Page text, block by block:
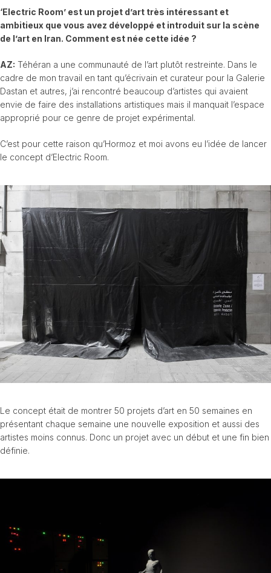
‘Electric Room’ est un projet d’art très intéressant et
ambitieux que vous avez développé et introduit sur la scène
de l’art en Iran. Comment est née cette idée ?
AZ: Téhéran a une communauté de l’art plutôt restreinte. Dans le
cadre de mon travail en tant qu’écrivain et curateur pour la Galerie
Dastan et autres, j’ai rencontré beaucoup d’artistes qui avaient
envie de faire des installations artistiques mais il manquait l’espace
approprié pour ce genre de projet expérimental.
C’est pour cette raison qu’Hormoz et moi avons eu l’idée de lancer
le concept d’Electric Room.
Le concept était de montrer 50 projets d’art en 50 semaines en
présentant chaque semaine une nouvelle exposition et aussi des
artistes moins connus. Donc un projet avec un début et une fin bien
définie.